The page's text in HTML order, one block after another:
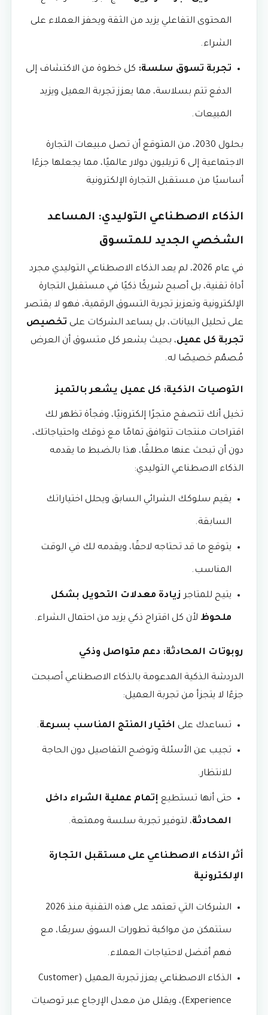
المحتوى التفاعلي يزيد من الثقة ويحفز العملاء على
الشراء.
تجربة تسوق سلسة: كل خطوة من الاكتشاف إلى
الدفع تتم بسلاسة، مما يعزز تجربة العميل ويزيد
المبيعات.
بحلول 2030، من المتوقع أن تصل مبيعات التجارة
الاجتماعية إلى 6 تريليون دولار عالميًا، مما يجعلها جزءًا
أساسيًا من مستقبل التجارة الإلكترونية
الذكاء الاصطناعي التوليدي: المساعد
الشخصي الجديد للمتسوق
في عام 2026، لم يعد الذكاء الاصطناعي التوليدي مجرد
أداة تقنية، بل أصبح شريكًا ذكيًا في مستقبل التجارة
الإلكترونية وتعزيز تجربة التسوق الرقمية، فهو لا يقتصر
على تحليل البيانات، بل يساعد الشركات على تخصيص
تجربة كل عميل، بحيث يشعر كل متسوق أن العرض
مُصمّم خصيصًا له.
التوصيات الذكية: كل عميل يشعر بالتميز
تخيل أنك تتصفح متجرًا إلكترونيًا، وفجأة تظهر لك
اقتراحات منتجات تتوافق تمامًا مع ذوقك واحتياجاتك،
دون أن تبحث عنها مطلقًا، هذا بالضبط ما يقدمه
الذكاء الاصطناعي التوليدي:
يقيم سلوكك الشرائي السابق ويحلل اختياراتك
السابقة.
يتوقع ما قد تحتاجه لاحقًا، ويقدمه لك في الوقت
المناسب.
يتيح للمتاجر زيادة معدلات التحويل بشكل
ملحوظ لأن كل اقتراح ذكي يزيد من احتمال الشراء.
روبوتات المحادثة: دعم متواصل وذكي
الدردشة الذكية المدعومة بالذكاء الاصطناعي أصبحت
جزءًا لا يتجزأ من تجربة العميل:
تساعدك على اختيار المنتج المناسب بسرعة.
تجيب عن الأسئلة وتوضح التفاصيل دون الحاجة
للانتظار.
حتى أنها تستطيع إتمام عملية الشراء داخل
المحادثة، لتوفير تجربة سلسة وممتعة.
أثر الذكاء الاصطناعي على مستقبل التجارة
الإلكترونية
الشركات التي تعتمد على هذه التقنية منذ 2026
ستتمكن من مواكبة تطورات السوق سريعًا، مع
فهم أفضل لاحتياجات العملاء.
الذكاء الاصطناعي يعزز تجربة العميل (Customer
Experience)، ويقلل من معدل الإرجاع عبر توصيات